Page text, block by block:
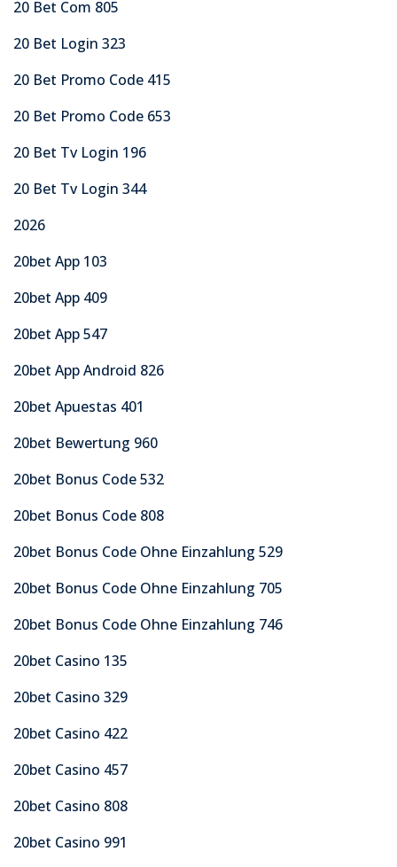
20 Bet Com 805
20 Bet Login 323
20 Bet Promo Code 415
20 Bet Promo Code 653
20 Bet Tv Login 196
20 Bet Tv Login 344
2026
20bet App 103
20bet App 409
20bet App 547
20bet App Android 826
20bet Apuestas 401
20bet Bewertung 960
20bet Bonus Code 532
20bet Bonus Code 808
20bet Bonus Code Ohne Einzahlung 529
20bet Bonus Code Ohne Einzahlung 705
20bet Bonus Code Ohne Einzahlung 746
20bet Casino 135
20bet Casino 329
20bet Casino 422
20bet Casino 457
20bet Casino 808
20bet Casino 991